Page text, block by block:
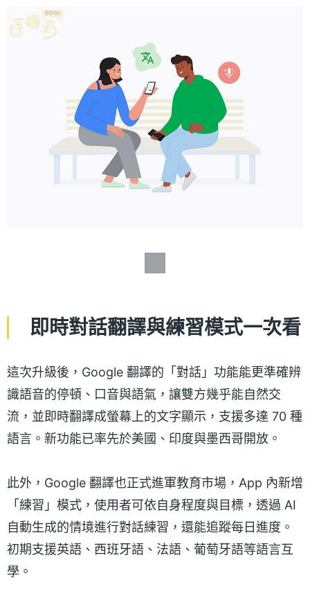
即時對話翻譯與練習模式一次看
這次升級後，Google 翻譯的「對話」功能能更準確辨
識語音的停頓、口音與語氣，讓雙方幾乎能自然交
流，並即時翻譯成螢幕上的文字顯示，支援多達 70 種
語言。新功能已率先於美國、印度與墨西哥開放。
此外，Google 翻譯也正式進軍教育市場，App 內新增
「練習」模式，使用者可依自身程度與目標，透過 AI
自動生成的情境進行對話練習，還能追蹤每日進度。
初期支援英語、西班牙語、法語、葡萄牙語等語言互
學。